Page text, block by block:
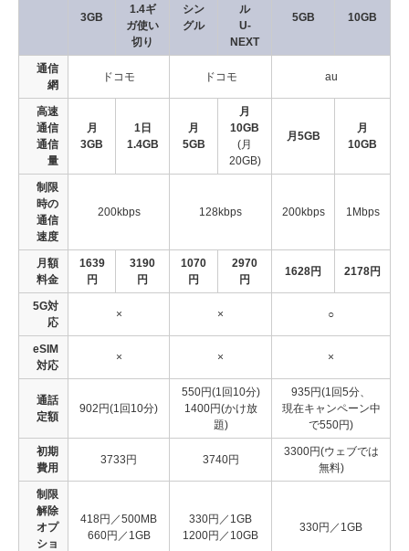
3GB
1.4ギ
ガ使い
切り
シン
グル
ル
U-
NEXT
5GB 10GB
通信
網
ドコモ ドコモ au
高速
通信
通信
量
月
3GB
1日
1.4GB
月
5GB
月
10GB
(月
20GB)
月5GB
月
10GB
制限
時の
通信
速度
200kbps 128kbps 200kbps 1Mbps
月額
料金
1639
円
3190
円
1070
円
2970
円
1628円 2178円
5G対
応
× × ○
eSIM
対応
× × ×
通話
定額
902円(1回10分)
550円(1回10分)
1400円(かけ放
題)
935円(1回5分、
現在キャンペーン中
で550円)
初期
費用
3733円 3740円
3300円(ウェブでは
無料)
制限
解除
オプ
ショ
418円／500MB
660円／1GB
330円／1GB
1200円／10GB
330円／1GB